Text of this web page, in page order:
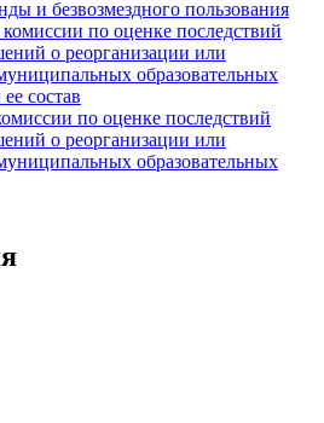
и безвозмездного пользования
по оценке последствий
о реорганизации или
образовательных
состав
по оценке последствий
о реорганизации или
образовательных